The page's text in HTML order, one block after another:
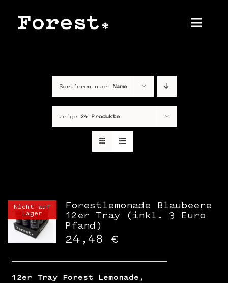
Inhalt
springen
Presse
WooCommerce Warenkorb
Sortieren nach Name
Zeige 24 Produkte
Nicht auf
Lager
Forestlemonade Blaubeere
12er Tray (inkl. 3 Euro
Pfand)
24,48 €
12er Tray Forest Lemonade,